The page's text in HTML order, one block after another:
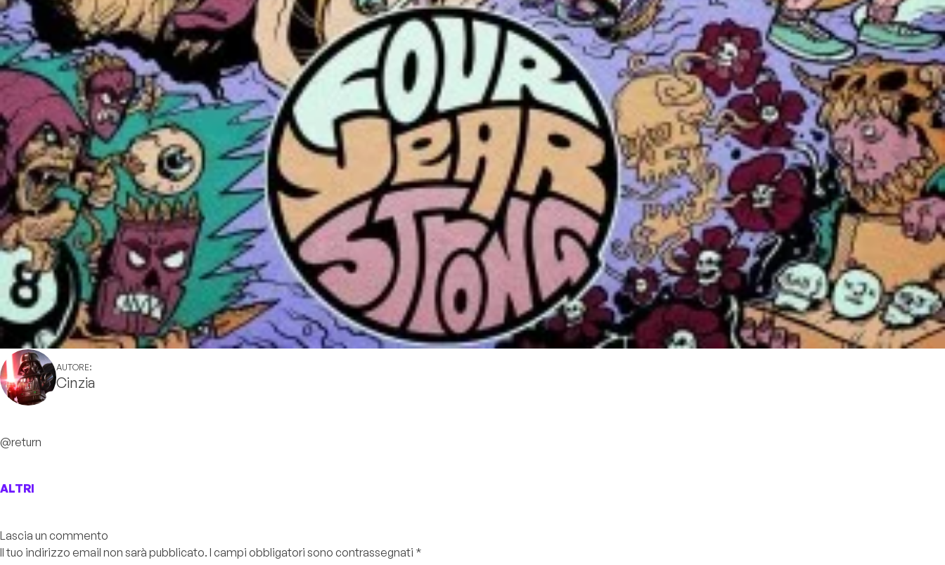
AUTORE:
Cinzia
@return
ALTRI
Lascia un commento
Il tuo indirizzo email non sarà pubblicato. I campi obbligatori sono contrassegnati *